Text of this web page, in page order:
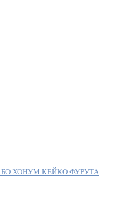
ХОНУМ КЕЙКО ФУРУТА